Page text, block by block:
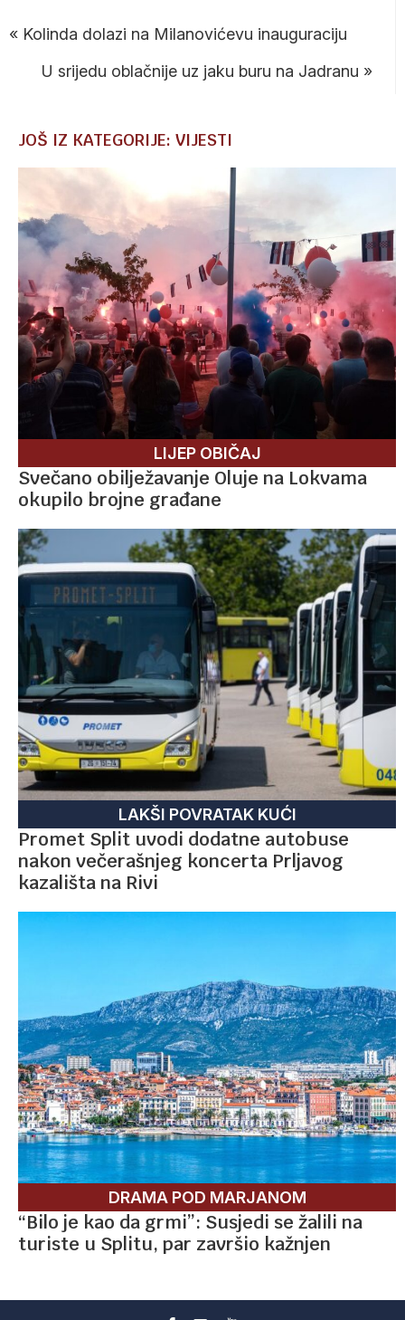
« Kolinda dolazi na Milanovićevu inauguraciju
U srijedu oblačnije uz jaku buru na Jadranu »
JOŠ IZ KATEGORIJE: VIJESTI
LIJEP OBIČAJ
Svečano obilježavanje Oluje na Lokvama
okupilo brojne građane
LAKŠI POVRATAK KUĆI
Promet Split uvodi dodatne autobuse
nakon večerašnjeg koncerta Prljavog
kazališta na Rivi
DRAMA POD MARJANOM
“Bilo je kao da grmi”: Susjedi se žalili na
turiste u Splitu, par završio kažnjen